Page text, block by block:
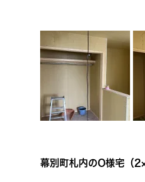
幕別町札内のO様宅（